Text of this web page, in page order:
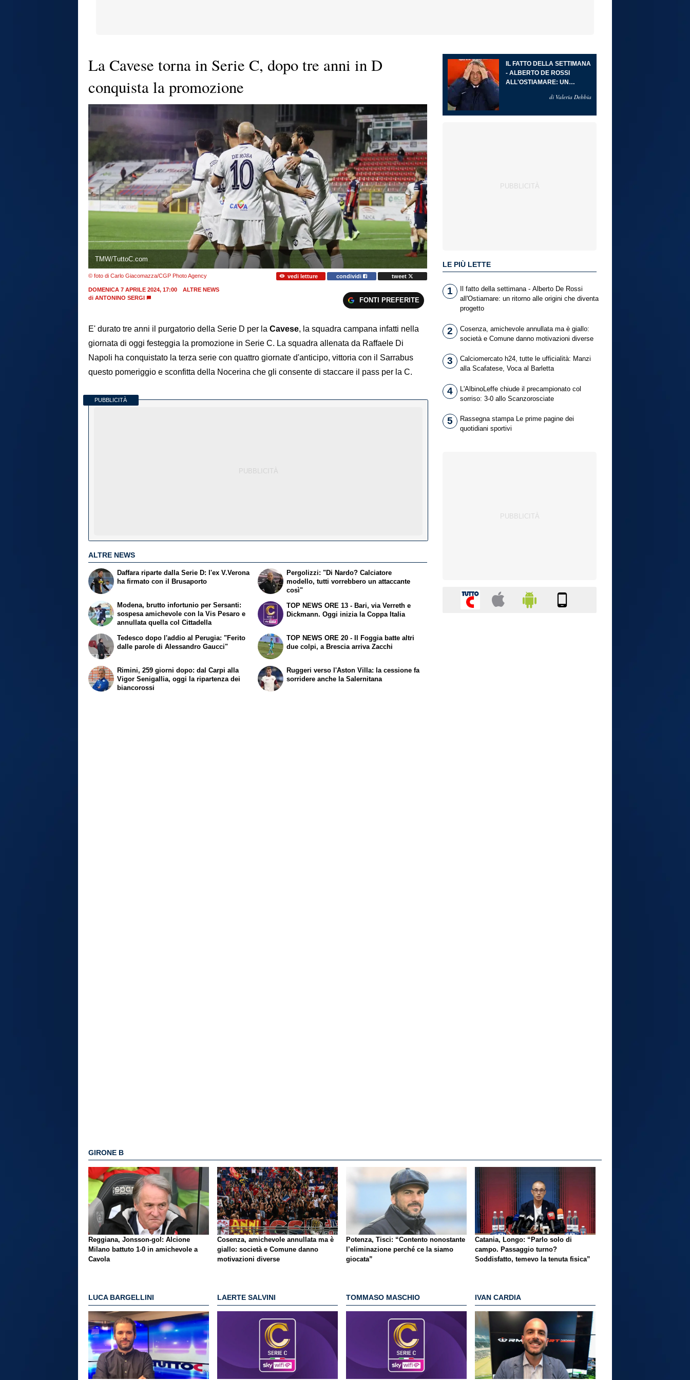
La Cavese torna in Serie C, dopo tre anni in D
conquista la promozione
TMW/TuttoC.com
© foto di Carlo Giacomazza/CGP Photo Agency vedi letture condividi tweet
DOMENICA 7 APRILE 2024, 17:00
ALTRE NEWS
di ANTONINO SERGI FONTI PREFERITE
E' durato tre anni il purgatorio della Serie D per la Cavese, la squadra campana infatti nella
giornata di oggi festeggia la promozione in Serie C. La squadra allenata da Raffaele Di
Napoli ha conquistato la terza serie con quattro giornate d'anticipo, vittoria con il Sarrabus
questo pomeriggio e sconfitta della Nocerina che gli consente di staccare il pass per la C.
PUBBLICITÀ
ALTRE NEWS
Daffara riparte dalla Serie D: l'ex V.Verona
ha firmato con il Brusaporto
Modena, brutto infortunio per Sersanti:
sospesa amichevole con la Vis Pesaro e
annullata quella col Cittadella
Pergolizzi: "Di Nardo? Calciatore
modello, tutti vorrebbero un attaccante
così"
TOP NEWS ORE 13 - Bari, via Verreth e
Dickmann. Oggi inizia la Coppa Italia
Tedesco dopo l'addio al Perugia: "Ferito
dalle parole di Alessandro Gaucci"
Rimini, 259 giorni dopo: dal Carpi alla
Vigor Senigallia, oggi la ripartenza dei
biancorossi
TOP NEWS ORE 20 - Il Foggia batte altri
due colpi, a Brescia arriva Zacchi
Ruggeri verso l'Aston Villa: la cessione fa
sorridere anche la Salernitana
IL FATTO DELLA SETTIMANA
- ALBERTO DE ROSSI
ALL'OSTIAMARE: UN
DIVENTA PROGETTOdi Valeria Debbia
LE PIÙ LETTE
1
Il fatto della settimana - Alberto De Rossi
all'Ostiamare: un ritorno alle origini che diventa
progetto
2
Cosenza, amichevole annullata ma è giallo:
società e Comune danno motivazioni diverse
3
Calciomercato h24, tutte le ufficialità: Manzi
alla Scafatese, Voca al Barletta
4
L'AlbinoLeffe chiude il precampionato col
sorriso: 3-0 allo Scanzorosciate
5
Rassegna stampa Le prime pagine dei
quotidiani sportivi
GIRONE B
Reggiana, Jonsson-gol: Alcione
Milano battuto 1-0 in amichevole a
Cavola
Cosenza, amichevole annullata ma è
giallo: società e Comune danno
motivazioni diverse
Potenza, Tisci: “Contento nonostante
l’eliminazione perché ce la siamo
giocata”
Catania, Longo: “Parlo solo di
campo. Passaggio turno?
Soddisfatto, temevo la tenuta fisica”
LUCA BARGELLINI LAERTE SALVINI TOMMASO MASCHIO IVAN CARDIA